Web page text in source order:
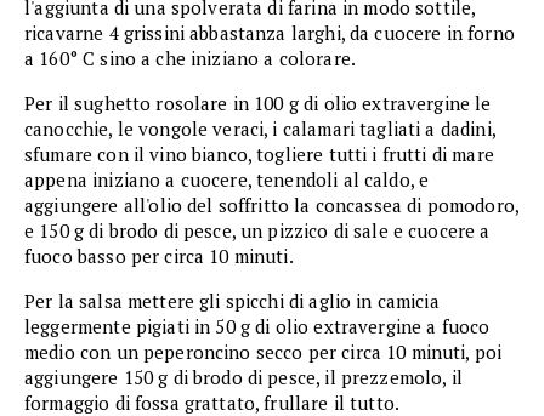
l'aggiunta di una spolverata di farina in modo sottile,
ricavarne 4 grissini abbastanza larghi, da cuocere in forno
a 160° C sino a che iniziano a colorare.
Per il sughetto rosolare in 100 g di olio extravergine le
canocchie, le vongole veraci, i calamari tagliati a dadini,
sfumare con il vino bianco, togliere tutti i frutti di mare
appena iniziano a cuocere, tenendoli al caldo, e
aggiungere all'olio del soffritto la concassea di pomodoro,
e 150 g di brodo di pesce, un pizzico di sale e cuocere a
fuoco basso per circa 10 minuti.
Per la salsa mettere gli spicchi di aglio in camicia
leggermente pigiati in 50 g di olio extravergine a fuoco
medio con un peperoncino secco per circa 10 minuti, poi
aggiungere 150 g di brodo di pesce, il prezzemolo, il
formaggio di fossa grattato, frullare il tutto.